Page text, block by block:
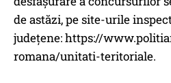
de astăzi, pe site-urile
județene: https://
romana/unitati-teritoriale.